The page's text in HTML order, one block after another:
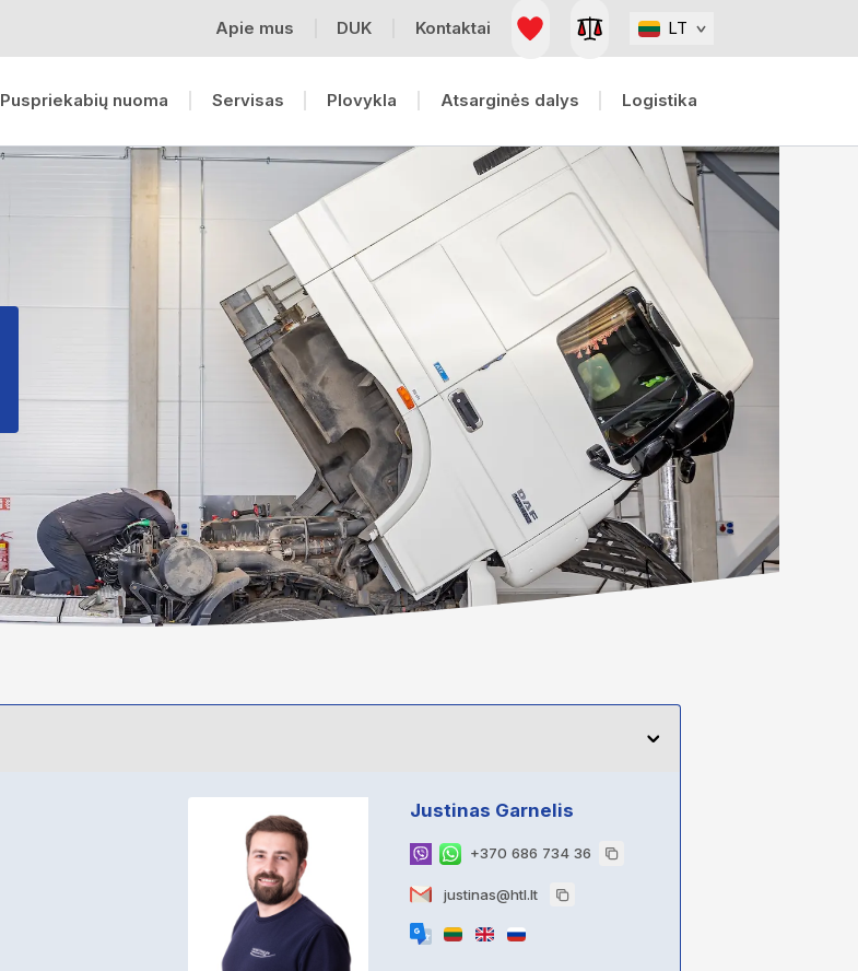
Apie mus DUK Kontaktai LT
Puspriekabių nuoma Servisas Plovykla Atsarginės dalys Logistika
Justinas Garnelis
+370 686 734 36
justinas@htl.lt